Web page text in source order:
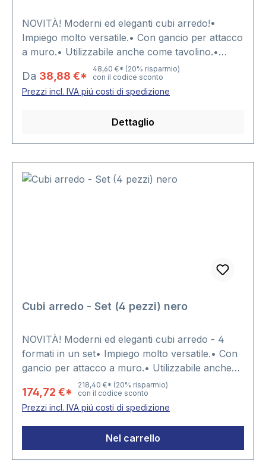
NOVITÀ! Moderni ed eleganti cubi arredo!•
Impiego molto versatile.• Con gancio per attacco
a muro.• Utilizzabile anche come tavolino.•
Abbinabile a cubi di altri formati e colori.• Bello
come pezzo singolo e come set.• Con spigoli
arrotondati.Disponibile in 4 formati:Dimensione 1
cmDimensione 3 = 36 x 36 x 19,5 cmDimensione
Da 38,88 €*
48,60 €* (20% risparmio)
con il codice sconto
Prezzi incl. IVA piú costi di spedizione
Dettaglio
Cubi arredo - Set (4 pezzi) nero
NOVITÀ! Moderni ed eleganti cubi arredo - 4
formati in un set• Impiego molto versatile.• Con
gancio per attacco a muro.• Utilizzabile anche
come tavolino.• Abbinabile a cubi di altri formati
e colori.• Con spigoli arrotondati.4 diversi
formati:1 x 26 x 26 x 19,5 cm1 x 31 x 31 x 19,5 cm1
x 36 x 36 x 19,5 cm1 x 41 x 41 x 19,5 cm
174,72 €*
218,40 €* (20% risparmio)
con il codice sconto
Prezzi incl. IVA piú costi di spedizione
Nel carrello